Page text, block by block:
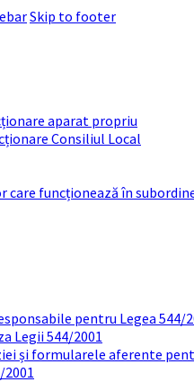
Skip to footer
aparat propriu
Consiliul Local
funcționează în
pentru Legea 544/
Legii 544/2001
și formularele aferente